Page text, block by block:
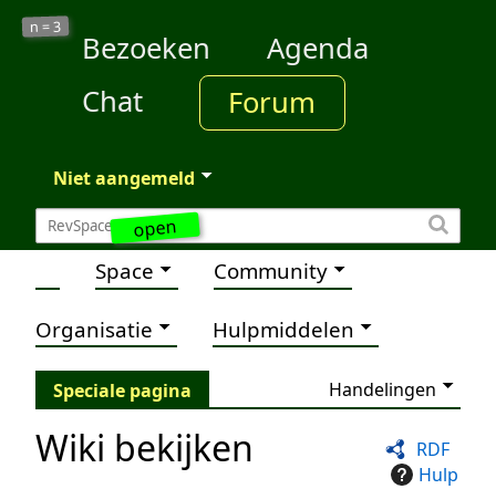
open
n =3
Bezoeken
Agenda
Chat
Forum
Niet aangemeld
Space Community
Organisatie Hulpmiddelen
Speciale pagina Handelingen
RDF
Hulp
Wiki bekijken